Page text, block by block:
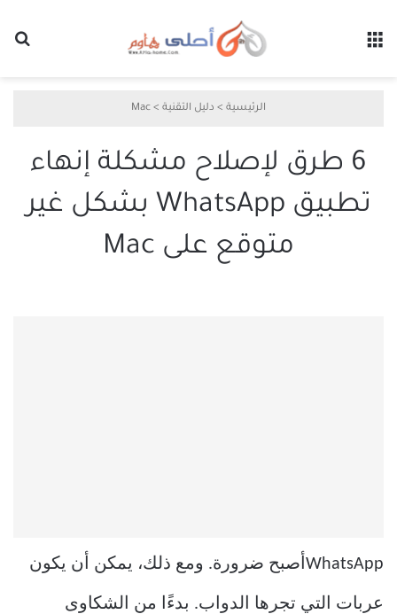
الرئيسية > دليل التقنية >
Mac
6 طرق لإصلاح مشكلة إنهاء
تطبيق WhatsApp بشكل غير
متوقع على Mac
WhatsAppأصبح ضرورة. ومع ذلك، يمكن أن يكون
عربات التي تجرها الدواب. بدءًا من الشكاوى